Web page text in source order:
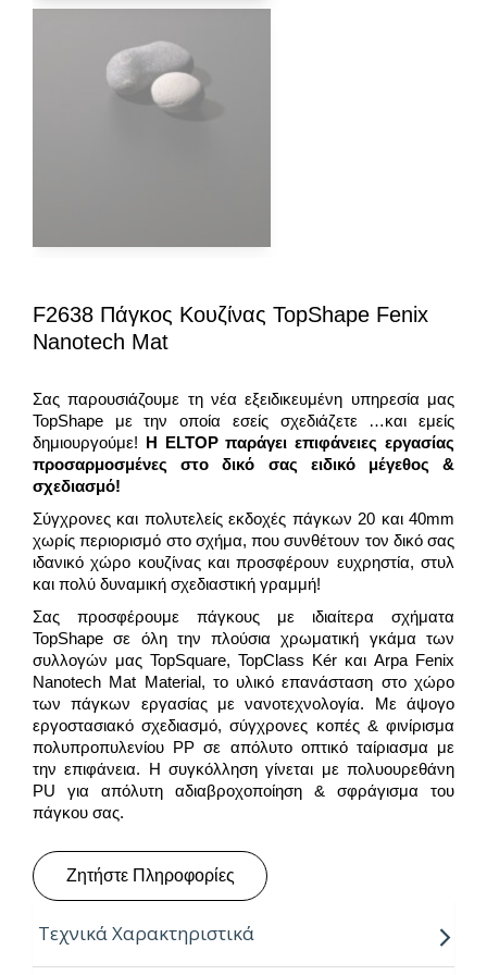
F2638 Πάγκος Κουζίνας TopShape Fenix
Nanotech Mat
Σας παρουσιάζουμε τη νέα εξειδικευμένη υπηρεσία μας
TopShape με την οποία εσείς σχεδιάζετε …και εμείς
δημιουργούμε! Η ELTOP παράγει επιφάνειες εργασίας
προσαρμοσμένες στο δικό σας ειδικό μέγεθος &
σχεδιασμό!
Σύγχρονες και πολυτελείς εκδοχές πάγκων 20 και 40mm
χωρίς περιορισμό στο σχήμα, που συνθέτουν τον δικό σας
ιδανικό χώρο κουζίνας και προσφέρουν ευχρηστία, στυλ
και πολύ δυναμική σχεδιαστική γραμμή!
Σας προσφέρουμε πάγκους με ιδιαίτερα σχήματα
TopShape σε όλη την πλούσια χρωματική γκάμα των
συλλογών μας TopSquare, TopClass Kér και Arpa Fenix
Nanotech Mat Material, το υλικό επανάσταση στο χώρο
των πάγκων εργασίας με νανοτεχνολογία. Με άψογο
εργοστασιακό σχεδιασμό, σύγχρονες κοπές & φινίρισμα
πολυπροπυλενίου PP σε απόλυτο οπτικό ταίριασμα με
την επιφάνεια. Η συγκόλληση γίνεται με πολυουρεθάνη
PU για απόλυτη αδιαβροχοποίηση & σφράγισμα του
πάγκου σας.
Ζητήστε Πληροφορίες
Τεχνικά Χαρακτηριστικά